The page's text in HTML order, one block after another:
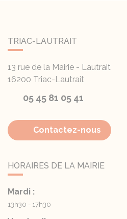
TRIAC-LAUTRAIT
13 rue de la Mairie - Lautrait
16200 Triac-Lautrait
05 45 81 05 41
Contactez-nous
HORAIRES DE LA MAIRIE
Mardi :
13h30 - 17h30